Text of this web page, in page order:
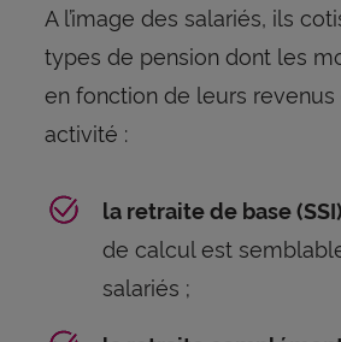
A l’image des salariés, ils
types de pension dont les
en fonction de leurs
activité :
la retraite de base (SSI)
de calcul est
salariés ;